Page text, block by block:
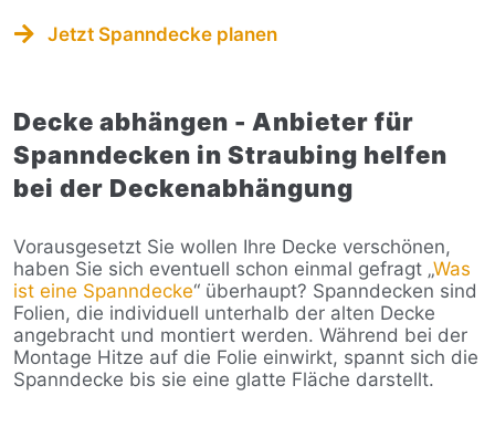
Jetzt Spanndecke planen
Decke abhängen - Anbieter für
Spanndecken in Straubing helfen
bei der Deckenabhängung
Vorausgesetzt Sie wollen Ihre Decke verschönen,
haben Sie sich eventuell schon einmal gefragt „Was
ist eine Spanndecke“ überhaupt? Spanndecken sind
Folien, die individuell unterhalb der alten Decke
angebracht und montiert werden. Während bei der
Montage Hitze auf die Folie einwirkt, spannt sich die
Spanndecke bis sie eine glatte Fläche darstellt.